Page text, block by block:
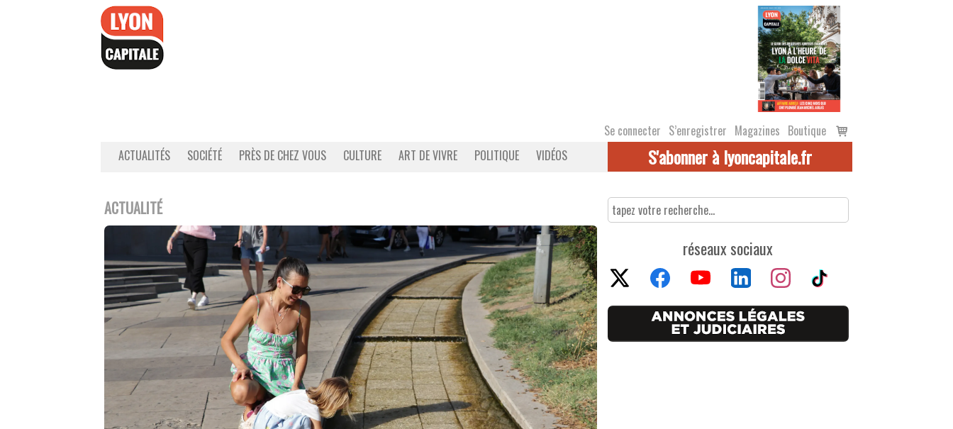
Se connecter S’enregistrer Magazines Boutique
Voir
le
ACTUALITÉS SOCIÉTÉ PRÈS DE CHEZ VOUS CULTURE ART DE VIVRE POLITIQUE VIDÉOS S'abonner à lyoncapitale.fr
ACTUALITÉ
réseaux sociaux